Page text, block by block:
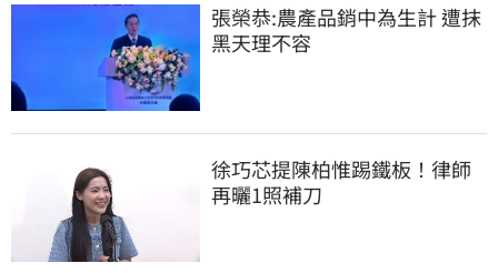
張榮恭:農產品銷中為生計 遭抹
黑天理不容
徐巧芯提陳柏惟踢鐵板！律師
再曬1照補刀